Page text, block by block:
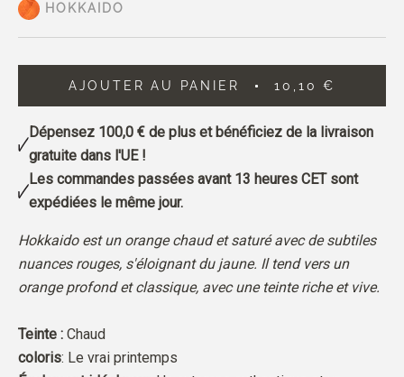
HOKKAIDO
AJOUTER AU PANIER 10,10 €
Dépensez 100,0 € de plus et bénéficiez de la livraison
gratuite dans l'UE !
Les commandes passées avant 13 heures CET sont
expédiées le même jour.
Hokkaido est un orange chaud et saturé avec de subtiles
nuances rouges, s'éloignant du jaune. Il tend vers un
orange profond et classique, avec une teinte riche et vive.
Teinte : Chaud
coloris: Le vrai printemps